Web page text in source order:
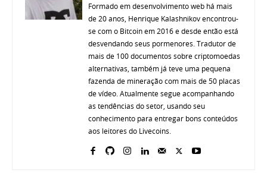
Formado em desenvolvimento web há mais
de 20 anos, Henrique Kalashnikov encontrou-
se com o Bitcoin em 2016 e desde então está
desvendando seus pormenores. Tradutor de
mais de 100 documentos sobre criptomoedas
alternativas, também já teve uma pequena
fazenda de mineração com mais de 50 placas
de vídeo. Atualmente segue acompanhando
as tendências do setor, usando seu
conhecimento para entregar bons conteúdos
aos leitores do Livecoins.